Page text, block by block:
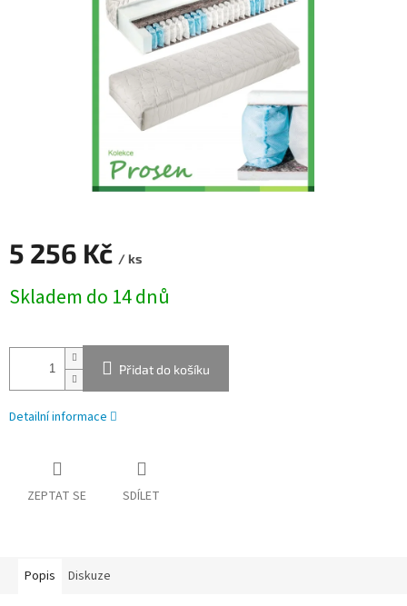
5 256 Kč / ks
cena:
Skladem do 14 dnů
Přidat do košíku
Detailní informace
ZEPTAT SE SDÍLET
Popis Diskuze